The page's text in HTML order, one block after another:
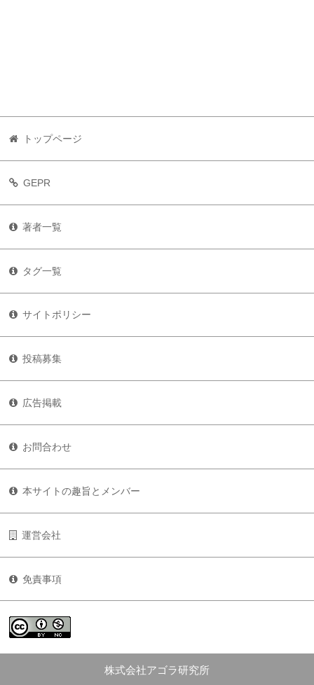
トップページ
GEPR
著者一覧
タグ一覧
サイトポリシー
投稿募集
広告掲載
お問合わせ
本サイトの趣旨とメンバー
運営会社
免責事項
株式会社アゴラ研究所